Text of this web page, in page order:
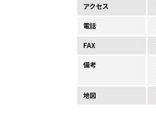
アクセス
電話
FAX
備考
地図